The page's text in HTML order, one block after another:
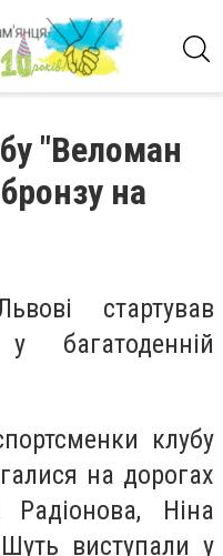
"Веломан
на
стартував
багатоденній
клубу
на дорогах
Ніна
виступали у